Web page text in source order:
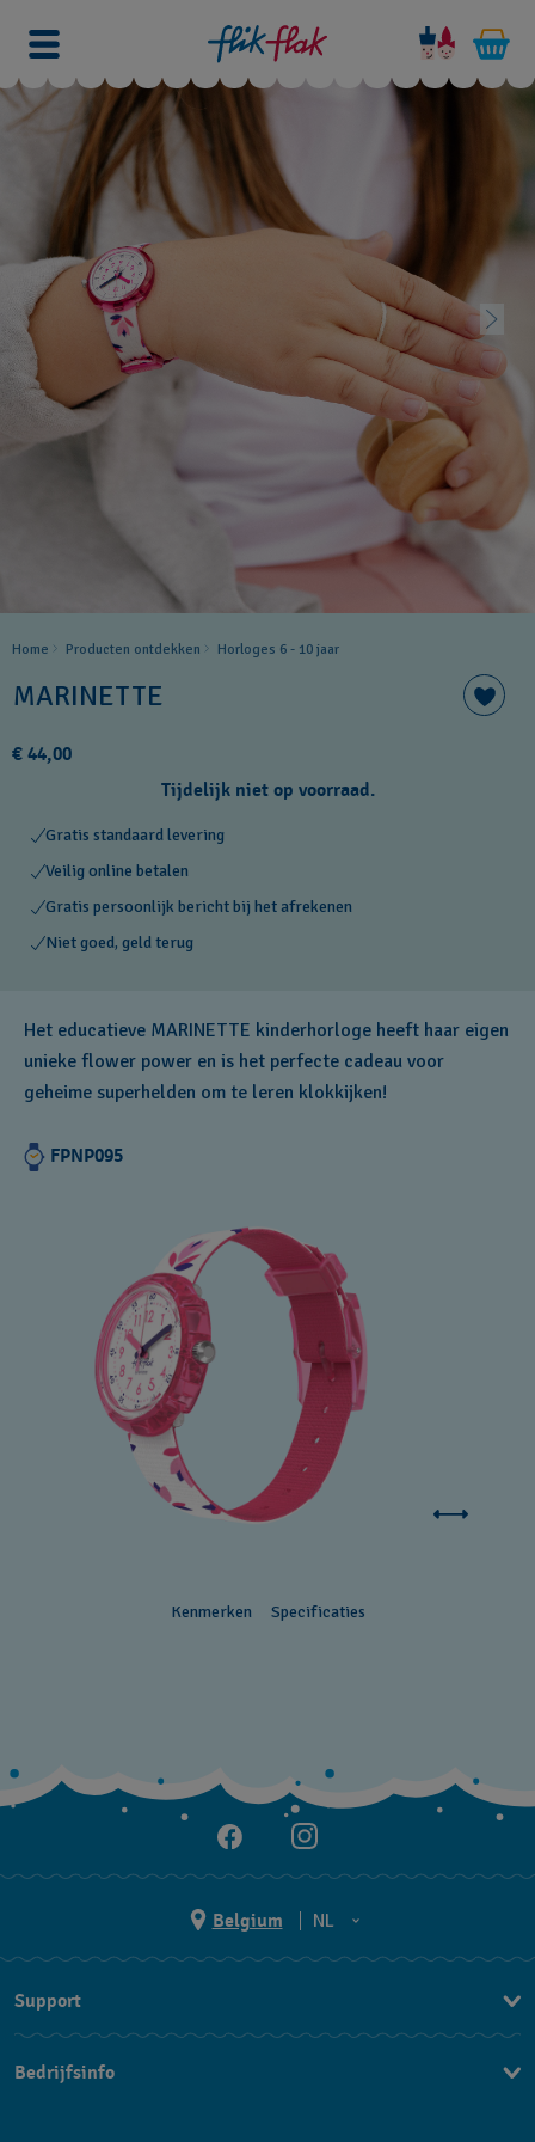
Home Producten ontdekken Horloges 6 - 10 jaar
MARINETTE
€ 44,00
Tijdelijk niet op voorraad.
Gratis standaard levering
Veilig online betalen
Gratis persoonlijk bericht bij het afrekenen
Niet goed, geld terug
Het educatieve MARINETTE kinderhorloge heeft haar eigen
unieke flower power en is het perfecte cadeau voor
geheime superhelden om te leren klokkijken!
FPNP095
Kenmerken Specificaties
Belgium
NL
NL
Support
FAQ
Bedrijfsinfo